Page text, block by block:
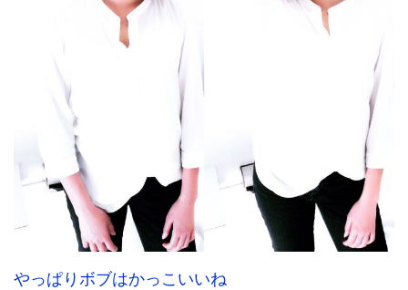
やっぱりボブはかっこいいね